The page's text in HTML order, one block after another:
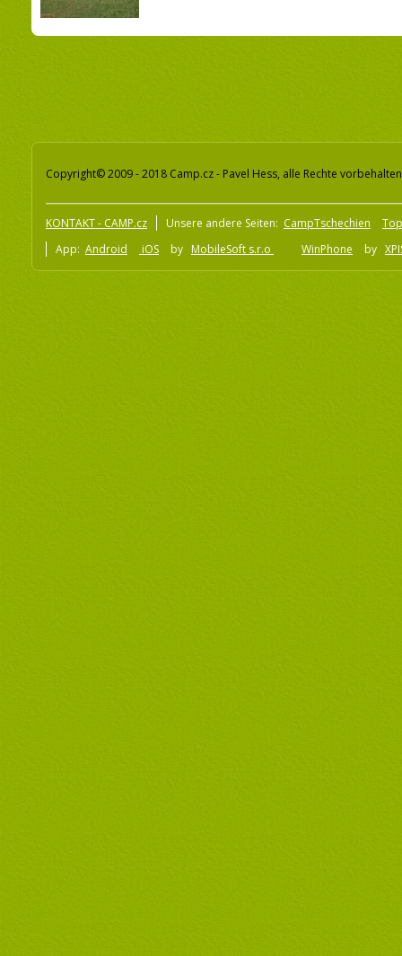
Copyright© 2009 - 2018 Camp.cz - Pavel Hess, alle Rechte vorbehalten
KONTAKT - CAMP.cz Unsere andere Seiten: CampTschechien
App: Android iOS by MobileSoft s.r.o WinPhone by